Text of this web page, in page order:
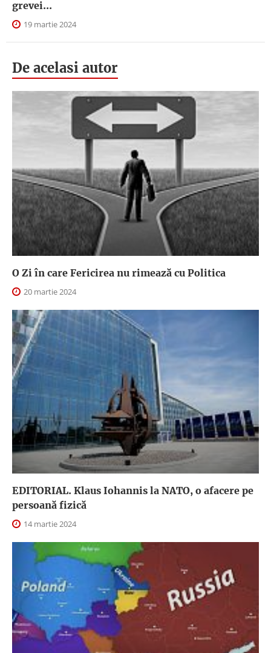
grevei...
19 martie 2024
De acelasi autor
O Zi în care Fericirea nu rimează cu Politica
20 martie 2024
EDITORIAL. Klaus Iohannis la NATO, o afacere pe
persoană fizică
14 martie 2024